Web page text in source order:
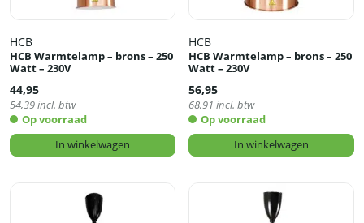
HCB
HCB Warmtelamp – brons – 250
Watt – 230V
44,95
54,39incl. btw
Op voorraad
In winkelwagen
HCB
HCB Warmtelamp – brons – 250
Watt – 230V
56,95
68,91 incl. btw
Op voorraad
In winkelwagen